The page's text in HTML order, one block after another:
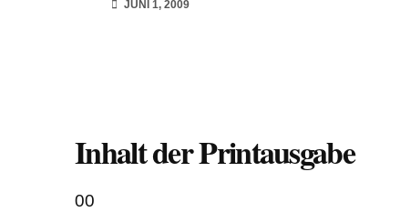
JUNI 1, 2009
Inhalt der Printausgabe
00